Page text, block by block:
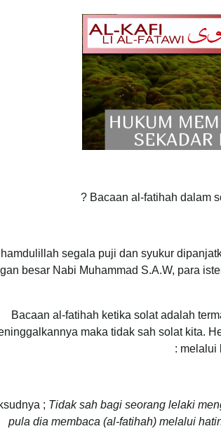
Bacaan al-fatihah dalam
segala puji dan syukur
besar Nabi Muhammad S.A.W, para
Bacaan al-fatihah ketika solat adalah
maka tidak sah solat kita.
melalui
:
; Tidak sah bagi seorang lelaki
pula dia membaca (al-fatihah) melalui